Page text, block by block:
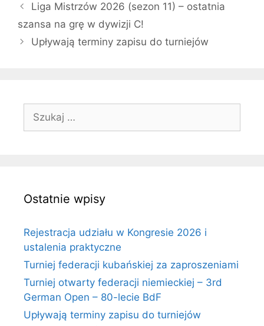
Liga Mistrzów 2026 (sezon 11) – ostatnia
szansa na grę w dywizji C!
Upływają terminy zapisu do turniejów
Szukaj:
Ostatnie wpisy
Rejestracja udziału w Kongresie 2026 i
ustalenia praktyczne
Turniej federacji kubańskiej za zaproszeniami
Turniej otwarty federacji niemieckiej – 3rd
German Open – 80-lecie BdF
Upływają terminy zapisu do turniejów